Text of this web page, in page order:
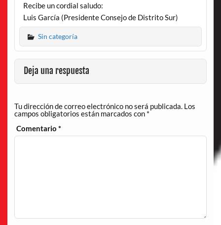
Recibe un cordial saludo:
Luis García (Presidente Consejo de Distrito Sur)
Sin categoría
Deja una respuesta
Tu dirección de correo electrónico no será publicada. Los
campos obligatorios están marcados con *
Comentario*